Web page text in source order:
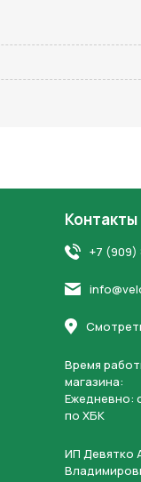
Контакты
+7 (909)
Время
магазина:
Ежедневно:
по ХБК
ИП Девятко
Нажимая